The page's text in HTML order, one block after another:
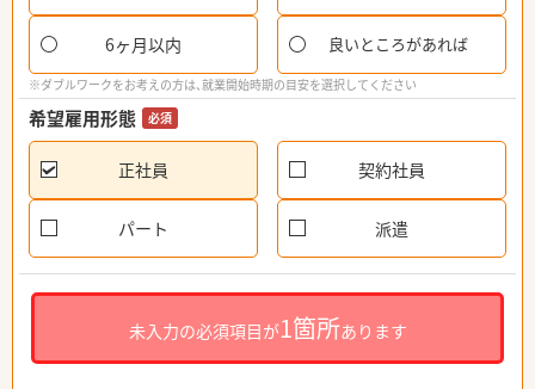
6ヶ月以内 良いところがあれば
※ダブルワークをお考えの方は、就業開始時期の目安を選択してください
希望雇用形態 必須
正社員 契約社員
パート 派遣
未入力の必須項目が1箇所あります